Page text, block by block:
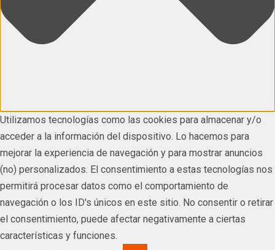
Utilizamos tecnologías como las cookies para almacenar y/o
acceder a la información del dispositivo. Lo hacemos para
mejorar la experiencia de navegación y para mostrar anuncios
(no) personalizados. El consentimiento a estas tecnologías nos
permitirá procesar datos como el comportamiento de
navegación o los ID's únicos en este sitio. No consentir o retirar
el consentimiento, puede afectar negativamente a ciertas
características y funciones.